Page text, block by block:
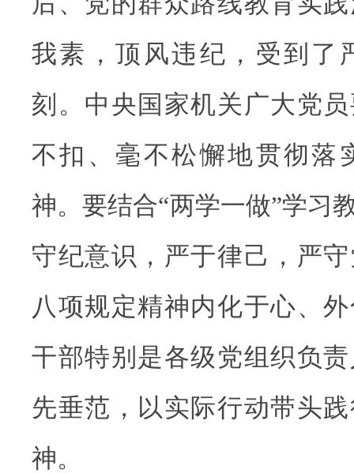
我素，顶风违纪，受到了
刻。中央国家机关广大党
不扣、毫不松懈地贯彻落
神。要结合“两学一做”学习
守纪意识，严于律己，严
八项规定精神内化于心、
干部特别是各级党组织负
先垂范，以实际行动带头
神。